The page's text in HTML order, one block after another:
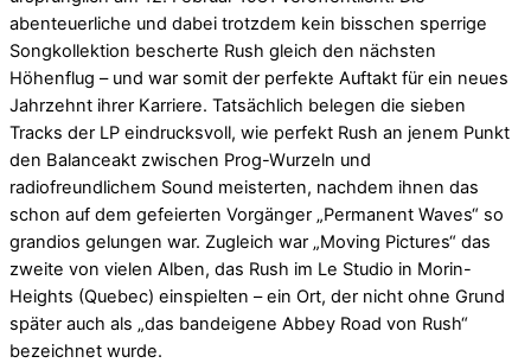
abenteuerliche und dabei trotzdem kein bisschen sperrige
Songkollektion bescherte Rush gleich den nächsten
Höhenflug – und war somit der perfekte Auftakt für ein neues
Jahrzehnt ihrer Karriere. Tatsächlich belegen die sieben
Tracks der LP eindrucksvoll, wie perfekt Rush an jenem Punkt
den Balanceakt zwischen Prog-Wurzeln und
radiofreundlichem Sound meisterten, nachdem ihnen das
schon auf dem gefeierten Vorgänger „Permanent Waves“ so
grandios gelungen war. Zugleich war „Moving Pictures“ das
zweite von vielen Alben, das Rush im Le Studio in Morin-
Heights (Quebec) einspielten – ein Ort, der nicht ohne Grund
später auch als „das bandeigene Abbey Road von Rush“
bezeichnet wurde.